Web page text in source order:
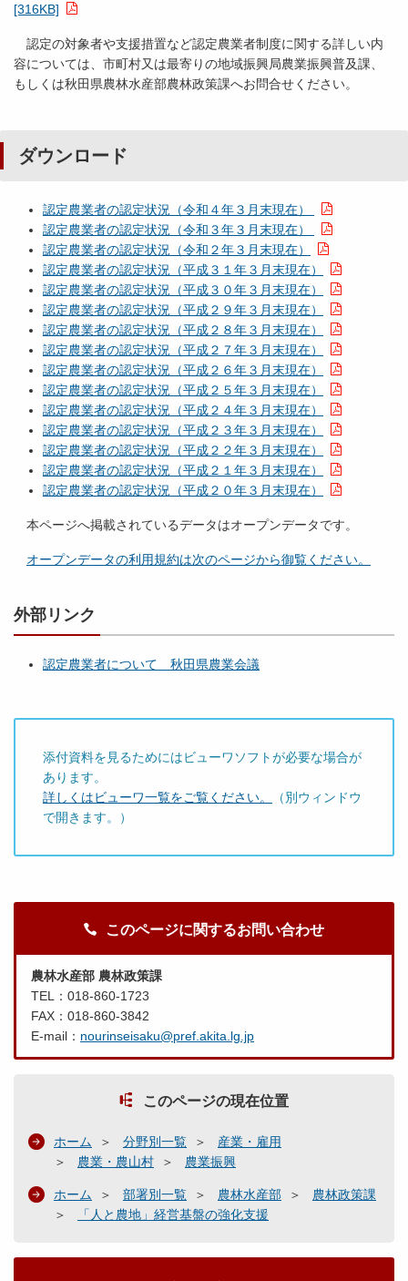
[316KB]
認定の対象者や支援措置など認定農業者制度に関する詳しい内
容については、市町村又は最寄りの地域振興局農業振興普及課、
もしくは秋田県農林水産部農林政策課へお問合せください。
ダウンロード
認定農業者の認定状況（令和４年３月末現在）
認定農業者の認定状況（令和３年３月末現在）
認定農業者の認定状況（令和２年３月末現在）
認定農業者の認定状況（平成３１年３月末現在）
認定農業者の認定状況（平成３０年３月末現在）
認定農業者の認定状況（平成２９年３月末現在）
認定農業者の認定状況（平成２８年３月末現在）
認定農業者の認定状況（平成２７年３月末現在）
認定農業者の認定状況（平成２６年３月末現在）
認定農業者の認定状況（平成２５年３月末現在）
認定農業者の認定状況（平成２４年３月末現在）
認定農業者の認定状況（平成２３年３月末現在）
認定農業者の認定状況（平成２２年３月末現在）
認定農業者の認定状況（平成２１年３月末現在）
認定農業者の認定状況（平成２０年３月末現在）
本ページへ掲載されているデータはオープンデータです。
オープンデータの利用規約は次のページから御覧ください。
外部リンク
認定農業者について 秋田県農業会議
添付資料を見るためにはビューワソフトが必要な場合が
あります。
詳しくはビューワ一覧をご覧ください。
（別ウィンドウ
で開きます。）
このページに関するお問い合わせ
農林水産部 農林政策課
TEL：018-860-1723
FAX：018-860-3842
E-mail： nourinseisaku@pref.akita.lg.jp
このページの現在位置
ホーム 分野別一覧
産業・雇用
農業・農山村
農業振興
ホーム 部署別一覧 農林水産部
農林政策課
「人と農地」経営基盤の強化支援